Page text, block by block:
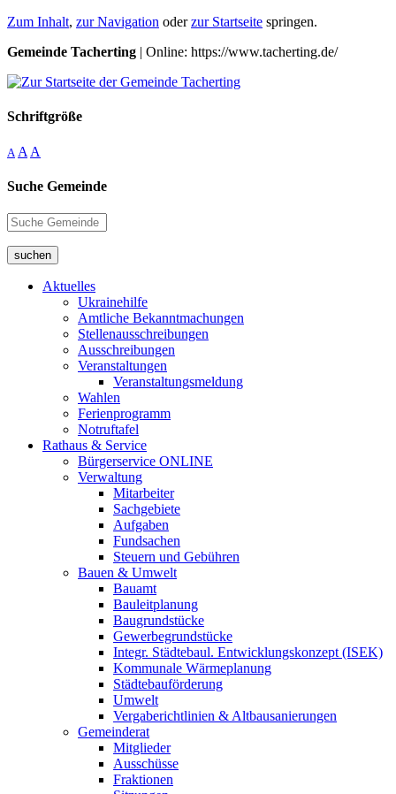
Zum Inhalt, zur Navigation oderzur Startseite springen.
Gemeinde Tacherting | Online: https://www.tacherting.de/
Schriftgröße
A A A
Suche Gemeinde
suchen
Aktuelles
Ukrainehilfe
Amtliche Bekanntmachungen
Stellenausschreibungen
Ausschreibungen
Veranstaltungen
Veranstaltungsmeldung
Wahlen
Ferienprogramm
Notruftafel
Rathaus & Service
Bürgerservice ONLINE
Verwaltung
Mitarbeiter
Sachgebiete
Aufgaben
Fundsachen
Steuern und Gebühren
Bauen & Umwelt
Bauamt
Bauleitplanung
Baugrundstücke
Gewerbegrundstücke
Integr. Städtebaul. Entwicklungskonzept (ISEK)
Kommunale Wärmeplanung
Städtebauförderung
Umwelt
Vergaberichtlinien & Altbausanierungen
Gemeinderat
Mitglieder
Ausschüsse
Fraktionen